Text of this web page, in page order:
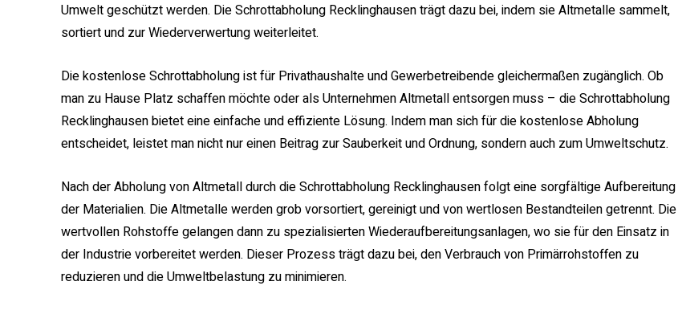
Umwelt geschützt werden. Die Schrottabholung Recklinghausen trägt dazu bei, indem sie Altmetalle sammelt,
sortiert und zur Wiederverwertung weiterleitet.
Die kostenlose Schrottabholung ist für Privathaushalte und Gewerbetreibende gleichermaßen zugänglich. Ob
man zu Hause Platz schaffen möchte oder als Unternehmen Altmetall entsorgen muss – die Schrottabholung
Recklinghausen bietet eine einfache und effiziente Lösung. Indem man sich für die kostenlose Abholung
entscheidet, leistet man nicht nur einen Beitrag zur Sauberkeit und Ordnung, sondern auch zum Umweltschutz.
Nach der Abholung von Altmetall durch die Schrottabholung Recklinghausen folgt eine sorgfältige Aufbereitung
der Materialien. Die Altmetalle werden grob vorsortiert, gereinigt und von wertlosen Bestandteilen getrennt. Die
wertvollen Rohstoffe gelangen dann zu spezialisierten Wiederaufbereitungsanlagen, wo sie für den Einsatz in
der Industrie vorbereitet werden. Dieser Prozess trägt dazu bei, den Verbrauch von Primärrohstoffen zu
reduzieren und die Umweltbelastung zu minimieren.